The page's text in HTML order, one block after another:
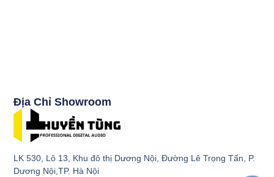
Địa Chỉ Showroom
LK 530, Lô 13, Khu đô thị Dương Nội, Đường Lê Trọng Tấn, P.
Dương Nội,TP. Hà Nội